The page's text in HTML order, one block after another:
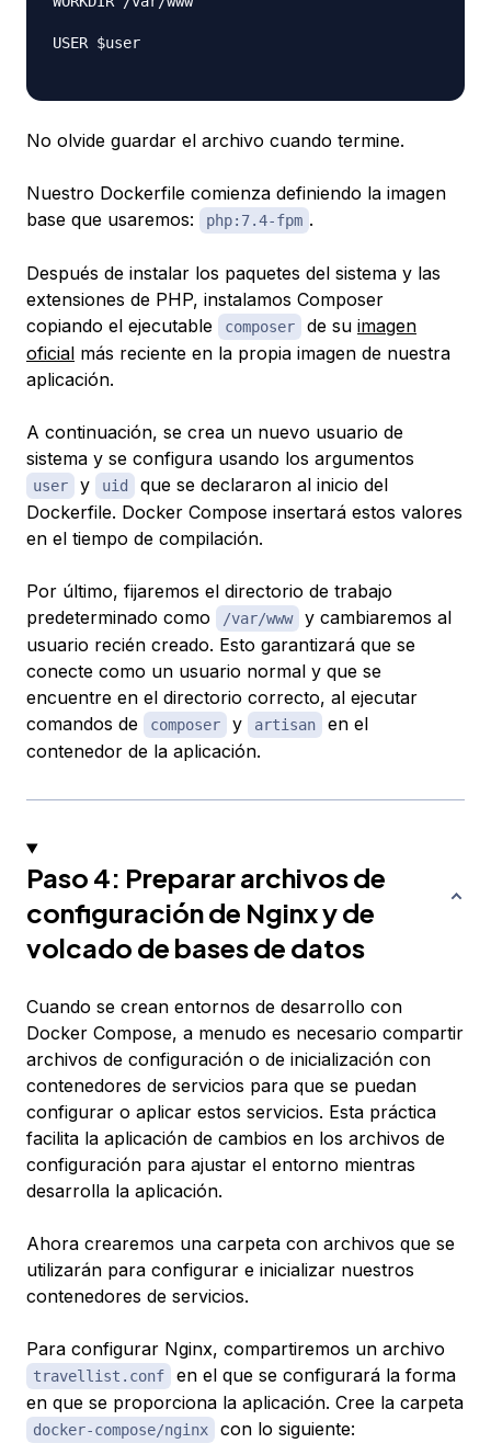
USER $user
No olvide guardar el archivo cuando termine.
Nuestro Dockerfile comienza definiendo la imagen
base que usaremos:
php:7.4-fpm .
Después de instalar los paquetes del sistema y las
extensiones de PHP, instalamos Composer
copiando el ejecutable
composer de su imagen
oficial más reciente en la propia imagen de nuestra
aplicación.
A continuación, se crea un nuevo usuario de
sistema y se configura usando los argumentos
user y uid
que se declararon al inicio del
Dockerfile. Docker Compose insertará estos valores
en el tiempo de compilación.
Por último, fijaremos el directorio de trabajo
predeterminado como
/var/www
y cambiaremos al
usuario recién creado. Esto garantizará que se
conecte como un usuario normal y que se
encuentre en el directorio correcto, al ejecutar
comandos de
composer y artisan
en el
contenedor de la aplicación.
Paso 4: Preparar archivos de
configuración de Nginx y de
volcado de bases de datos
Cuando se crean entornos de desarrollo con
Docker Compose, a menudo es necesario compartir
archivos de configuración o de inicialización con
contenedores de servicios para que se puedan
configurar o aplicar estos servicios. Esta práctica
facilita la aplicación de cambios en los archivos de
configuración para ajustar el entorno mientras
desarrolla la aplicación.
Ahora crearemos una carpeta con archivos que se
utilizarán para configurar e inicializar nuestros
contenedores de servicios.
Para configurar Nginx, compartiremos un archivo
travellist.conf
en el que se configurará la forma
en que se proporciona la aplicación. Cree la carpeta
docker-compose/nginx con lo siguiente: